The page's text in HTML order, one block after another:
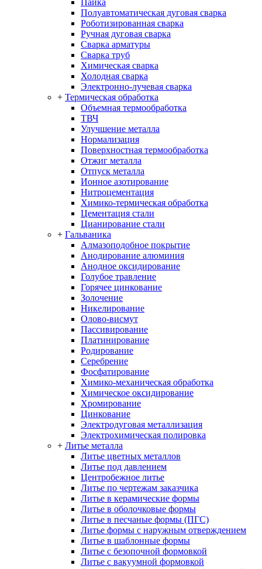
Пайка
Полуавтоматическая дуговая сварка
Роботизированная сварка
Ручная дуговая сварка
Сварка арматуры
Сварка труб
Химическая сварка
Холодная сварка
Электронно-лучевая сварка
+ Термическая обработка
Объемная термообработка
ТВЧ
Улучшение металла
Нормализация
Поверхностная термообработка
Отжиг металла
Отпуск металла
Ионное азотирование
Нитроцементация
Химико-термическая обработка
Цементация стали
Цианирование стали
+ Гальваника
Алмазоподобное покрытие
Анодирование алюминия
Анодное оксидирование
Голубое травление
Горячее цинкование
Золочение
Никелирование
Олово-висмут
Пассивирование
Платинирование
Родирование
Серебрение
Фосфатирование
Химико-механическая обработка
Химическое оксидирование
Хромирование
Цинкование
Электродуговая металлизация
Электрохимическая полировка
+ Литье металла
Литье цветных металлов
Литье под давлением
Центробежное литье
Литье по чертежам заказчика
Литье в керамические формы
Литье в оболочковые формы
Литье в песчаные формы (ПГС)
Литье формы с наружным отверждением
Литье в шаблонные формы
Литье с безопочной формовкой
Литье с вакуумной формовкой